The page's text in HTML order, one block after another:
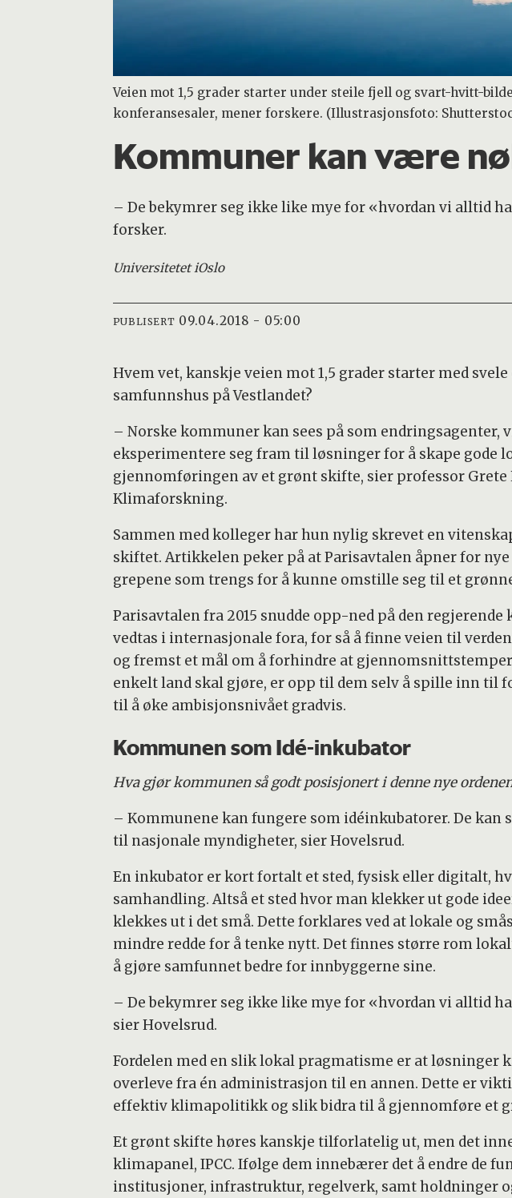
Veien mot 1,5 grader starter under steile fjell og svart-hvitt-
konferansesaler, mener forskere. (Illustrasjonsfoto:
Kommuner kan være
– De bekymrer seg ikke like mye for «hvordan vi alltid
forsker.
Universitetet iOslo
PUBLISERT 09.04.2018 - 05:00
Hvem vet, kanskje veien mot 1,5 grader starter med
samfunnshus på Vestlandet?
– Norske kommuner kan sees på som endringsagenter,
eksperimentere seg fram til løsninger for å skape gode
gjennomføringen av et grønt skifte, sier professor Grete
Klimaforskning.
Sammen med kolleger har hun nylig skrevet en
skiftet. Artikkelen peker på at Parisavtalen åpner for
grepene som trengs for å kunne omstille seg til et
Parisavtalen fra 2015 snudde opp-ned på den
vedtas i internasjonale fora, for så å finne veien til
og fremst et mål om å forhindre at
enkelt land skal gjøre, er opp til dem selv å spille inn
til å øke ambisjonsnivået gradvis.
Kommunen som Idé-inkubator
Hva gjør kommunen så godt posisjonert i denne nye
– Kommunene kan fungere som idéinkubatorer. De
til nasjonale myndigheter, sier Hovelsrud.
En inkubator er kort fortalt et sted, fysisk eller digitalt,
samhandling. Altså et sted hvor man klekker ut gode
klekkes ut i det små. Dette forklares ved at lokale og
mindre redde for å tenke nytt. Det finnes større rom
å gjøre samfunnet bedre for innbyggerne sine.
– De bekymrer seg ikke like mye for «hvordan vi alltid
sier Hovelsrud.
Fordelen med en slik lokal pragmatisme er at
overleve fra én administrasjon til en annen. Dette er
effektiv klimapolitikk og slik bidra til å gjennomføre et
Et grønt skifte høres kanskje tilforlatelig ut, men det
klimapanel, IPCC. Ifølge dem innebærer det å endre de
institusjoner, infrastruktur, regelverk, samt holdninger